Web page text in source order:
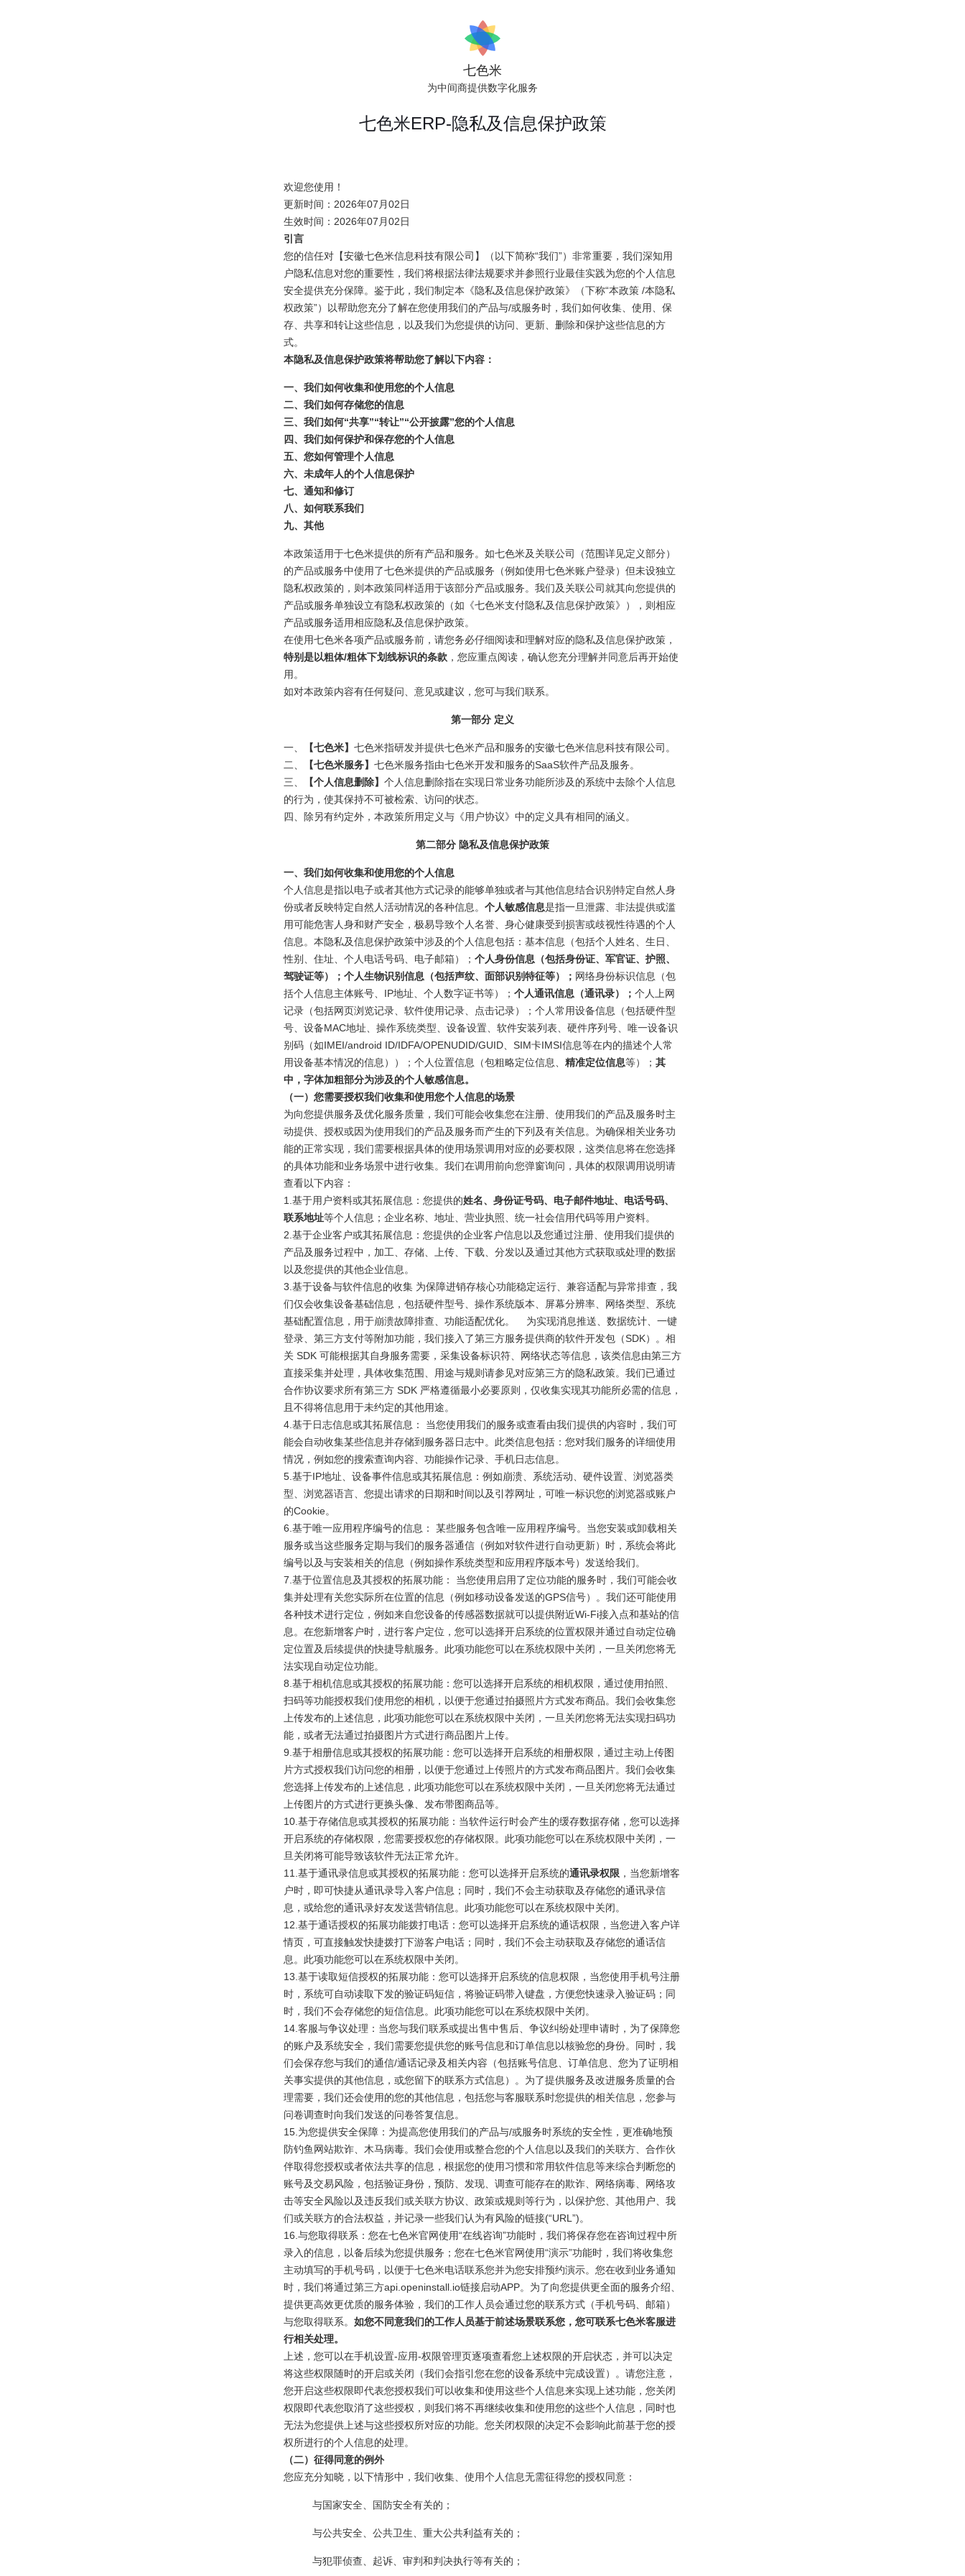
七色米
为中间商提供数字化服务
七色米ERP-隐私及信息保护政策
欢迎您使用！
更新时间：2026年07月02日
生效时间：2026年07月02日
引言
您的信任对【安徽七色米信息科技有限公司】（以下简称“我们”）非常重要，我们深知用
户隐私信息对您的重要性，我们将根据法律法规要求并参照行业最佳实践为您的个人信息
安全提供充分保障。鉴于此，我们制定本《隐私及信息保护政策》（下称“本政策 /本隐私
权政策”）以帮助您充分了解在您使用我们的产品与/或服务时，我们如何收集、使用、保
存、共享和转让这些信息，以及我们为您提供的访问、更新、删除和保护这些信息的方
式。
本隐私及信息保护政策将帮助您了解以下内容：
一、我们如何收集和使用您的个人信息
二、我们如何存储您的信息
三、我们如何“共享”“转让”“公开披露”您的个人信息
四、我们如何保护和保存您的个人信息
五、您如何管理个人信息
六、未成年人的个人信息保护
七、通知和修订
八、如何联系我们
九、其他
本政策适用于七色米提供的所有产品和服务。如七色米及关联公司（范围详见定义部分）
的产品或服务中使用了七色米提供的产品或服务（例如使用七色米账户登录）但未设独立
隐私权政策的，则本政策同样适用于该部分产品或服务。我们及关联公司就其向您提供的
产品或服务单独设立有隐私权政策的（如《七色米支付隐私及信息保护政策》），则相应
产品或服务适用相应隐私及信息保护政策。
在使用七色米各项产品或服务前，请您务必仔细阅读和理解对应的隐私及信息保护政策，
特别是以粗体/粗体下划线标识的条款，您应重点阅读，确认您充分理解并同意后再开始使
用。
如对本政策内容有任何疑问、意见或建议，您可与我们联系。
第一部分 定义
一、 【七色米】 七色米指研发并提供七色米产品和服务的安徽七色米信息科技有限公司。
二、
【七色米服务】 七色米服务指由七色米开发和服务的SaaS软件产品及服务。
三、
【个人信息删除】 个人信息删除指在实现日常业务功能所涉及的系统中去除个人信息
的行为，使其保持不可被检索、访问的状态。
四、除另有约定外，本政策所用定义与《用户协议》中的定义具有相同的涵义。
第二部分 隐私及信息保护政策
一、我们如何收集和使用您的个人信息
个人信息是指以电子或者其他方式记录的能够单独或者与其他信息结合识别特定自然人身
份或者反映特定自然人活动情况的各种信息。 个人敏感信息是指一旦泄露、非法提供或滥
用可能危害人身和财产安全，极易导致个人名誉、身心健康受到损害或歧视性待遇的个人
信息。本隐私及信息保护政策中涉及的个人信息包括：基本信息（包括个人姓名、生日、
性别、住址、个人电话号码、电子邮箱）； 个人身份信息（包括身份证、军官证、护照、
驾驶证等）；个人生物识别信息（包括声纹、面部识别特征等）； 网络身份标识信息（包
括个人信息主体账号、IP地址、个人数字证书等）； 个人通讯信息（通讯录）； 个人上网
记录（包括网页浏览记录、软件使用记录、点击记录）；个人常用设备信息（包括硬件型
号、设备MAC地址、操作系统类型、设备设置、软件安装列表、硬件序列号、唯一设备识
别码（如IMEI/android ID/IDFA/OPENUDID/GUID、SIM卡IMSI信息等在内的描述个人常
用设备基本情况的信息））；个人位置信息（包粗略定位信息、 精准定位信息等）； 其
中，字体加粗部分为涉及的个人敏感信息。
（一）您需要授权我们收集和使用您个人信息的场景
为向您提供服务及优化服务质量，我们可能会收集您在注册、使用我们的产品及服务时主
动提供、授权或因为使用我们的产品及服务而产生的下列及有关信息。为确保相关业务功
能的正常实现，我们需要根据具体的使用场景调用对应的必要权限，这类信息将在您选择
的具体功能和业务场景中进行收集。我们在调用前向您弹窗询问，具体的权限调用说明请
查看以下内容：
1.基于用户资料或其拓展信息：您提供的姓名、身份证号码、电子邮件地址、电话号码、
联系地址等个人信息；企业名称、地址、营业执照、统一社会信用代码等用户资料。
2.基于企业客户或其拓展信息：您提供的企业客户信息以及您通过注册、使用我们提供的
产品及服务过程中，加工、存储、上传、下载、分发以及通过其他方式获取或处理的数据
以及您提供的其他企业信息。
3.基于设备与软件信息的收集 为保障进销存核心功能稳定运行、兼容适配与异常排查，我
们仅会收集设备基础信息，包括硬件型号、操作系统版本、屏幕分辨率、网络类型、系统
基础配置信息，用于崩溃故障排查、功能适配优化。 为实现消息推送、数据统计、一键
登录、第三方支付等附加功能，我们接入了第三方服务提供商的软件开发包（SDK）。相
关 SDK 可能根据其自身服务需要，采集设备标识符、网络状态等信息，该类信息由第三方
直接采集并处理，具体收集范围、用途与规则请参见对应第三方的隐私政策。我们已通过
合作协议要求所有第三方 SDK 严格遵循最小必要原则，仅收集实现其功能所必需的信息，
且不得将信息用于未约定的其他用途。
4.基于日志信息或其拓展信息： 当您使用我们的服务或查看由我们提供的内容时，我们可
能会自动收集某些信息并存储到服务器日志中。此类信息包括：您对我们服务的详细使用
情况，例如您的搜索查询内容、功能操作记录、手机日志信息。
5.基于IP地址、设备事件信息或其拓展信息：例如崩溃、系统活动、硬件设置、浏览器类
型、浏览器语言、您提出请求的日期和时间以及引荐网址，可唯一标识您的浏览器或账户
的Cookie。
6.基于唯一应用程序编号的信息： 某些服务包含唯一应用程序编号。当您安装或卸载相关
服务或当这些服务定期与我们的服务器通信（例如对软件进行自动更新）时，系统会将此
编号以及与安装相关的信息（例如操作系统类型和应用程序版本号）发送给我们。
7.基于位置信息及其授权的拓展功能： 当您使用启用了定位功能的服务时，我们可能会收
集并处理有关您实际所在位置的信息（例如移动设备发送的GPS信号）。我们还可能使用
各种技术进行定位，例如来自您设备的传感器数据就可以提供附近Wi-Fi接入点和基站的信
息。在您新增客户时，进行客户定位，您可以选择开启系统的位置权限并通过自动定位确
定位置及后续提供的快捷导航服务。此项功能您可以在系统权限中关闭，一旦关闭您将无
法实现自动定位功能。
8.基于相机信息或其授权的拓展功能：您可以选择开启系统的相机权限，通过使用拍照、
扫码等功能授权我们使用您的相机，以便于您通过拍摄照片方式发布商品。我们会收集您
上传发布的上述信息，此项功能您可以在系统权限中关闭，一旦关闭您将无法实现扫码功
能，或者无法通过拍摄图片方式进行商品图片上传。
9.基于相册信息或其授权的拓展功能：您可以选择开启系统的相册权限，通过主动上传图
片方式授权我们访问您的相册，以便于您通过上传照片的方式发布商品图片。我们会收集
您选择上传发布的上述信息，此项功能您可以在系统权限中关闭，一旦关闭您将无法通过
上传图片的方式进行更换头像、发布带图商品等。
10.基于存储信息或其授权的拓展功能：当软件运行时会产生的缓存数据存储，您可以选择
开启系统的存储权限，您需要授权您的存储权限。此项功能您可以在系统权限中关闭，一
旦关闭将可能导致该软件无法正常允许。
11.基于通讯录信息或其授权的拓展功能：您可以选择开启系统的通讯录权限 ，当您新增客
户时，即可快捷从通讯录导入客户信息；同时，我们不会主动获取及存储您的通讯录信
息，或给您的通讯录好友发送营销信息。此项功能您可以在系统权限中关闭。
12.基于通话授权的拓展功能拨打电话：您可以选择开启系统的通话权限，当您进入客户详
情页，可直接触发快捷拨打下游客户电话；同时，我们不会主动获取及存储您的通话信
息。此项功能您可以在系统权限中关闭。
13.基于读取短信授权的拓展功能：您可以选择开启系统的信息权限，当您使用手机号注册
时，系统可自动读取下发的验证码短信，将验证码带入键盘，方便您快速录入验证码；同
时，我们不会存储您的短信信息。此项功能您可以在系统权限中关闭。
14.客服与争议处理：当您与我们联系或提出售中售后、争议纠纷处理申请时，为了保障您
的账户及系统安全，我们需要您提供您的账号信息和订单信息以核验您的身份。同时，我
们会保存您与我们的通信/通话记录及相关内容（包括账号信息、订单信息、您为了证明相
关事实提供的其他信息，或您留下的联系方式信息）。为了提供服务及改进服务质量的合
理需要，我们还会使用的您的其他信息，包括您与客服联系时您提供的相关信息，您参与
问卷调查时向我们发送的问卷答复信息。
15.为您提供安全保障：为提高您使用我们的产品与/或服务时系统的安全性，更准确地预
防钓鱼网站欺诈、木马病毒。我们会使用或整合您的个人信息以及我们的关联方、合作伙
伴取得您授权或者依法共享的信息，根据您的使用习惯和常用软件信息等来综合判断您的
账号及交易风险，包括验证身份，预防、发现、调查可能存在的欺诈、网络病毒、网络攻
击等安全风险以及违反我们或关联方协议、政策或规则等行为，以保护您、其他用户、我
们或关联方的合法权益，并记录一些我们认为有风险的链接(“URL”)。
16.与您取得联系：您在七色米官网使用“在线咨询”功能时，我们将保存您在咨询过程中所
录入的信息，以备后续为您提供服务；您在七色米官网使用“演示”功能时，我们将收集您
主动填写的手机号码，以便于七色米电话联系您并为您安排预约演示。您在收到业务通知
时，我们将通过第三方api.openinstall.io链接启动APP。为了向您提供更全面的服务介绍、
提供更高效更优质的服务体验，我们的工作人员会通过您的联系方式（手机号码、邮箱）
与您取得联系。 如您不同意我们的工作人员基于前述场景联系您，您可联系七色米客服进
行相关处理。
上述，您可以在手机设置-应用-权限管理页逐项查看您上述权限的开启状态，并可以决定
将这些权限随时的开启或关闭（我们会指引您在您的设备系统中完成设置）。请您注意，
您开启这些权限即代表您授权我们可以收集和使用这些个人信息来实现上述功能，您关闭
权限即代表您取消了这些授权，则我们将不再继续收集和使用您的这些个人信息，同时也
无法为您提供上述与这些授权所对应的功能。您关闭权限的决定不会影响此前基于您的授
权所进行的个人信息的处理。
（二）征得同意的例外
您应充分知晓，以下情形中，我们收集、使用个人信息无需征得您的授权同意：
与国家安全、国防安全有关的；
与公共安全、公共卫生、重大公共利益有关的；
与犯罪侦查、起诉、审判和判决执行等有关的；